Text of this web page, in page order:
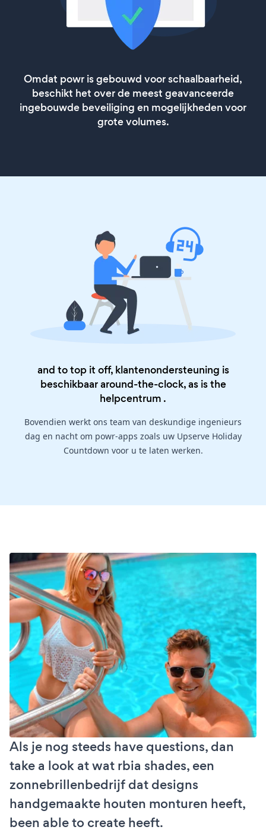
Omdat powr is gebouwd voor schaalbaarheid,
beschikt het over de meest geavanceerde
ingebouwde beveiliging en mogelijkheden voor
grote volumes.
and to top it off, klantenondersteuning is
beschikbaar around-the-clock, as is the
helpcentrum .
Bovendien werkt ons team van deskundige ingenieurs
dag en nacht om powr-apps zoals uw Upserve Holiday
Countdown voor u te laten werken.
Als je nog steeds have questions, dan
take a look at wat rbia shades, een
zonnebrillenbedrijf dat designs
handgemaakte houten monturen heeft,
been able to create heeft.